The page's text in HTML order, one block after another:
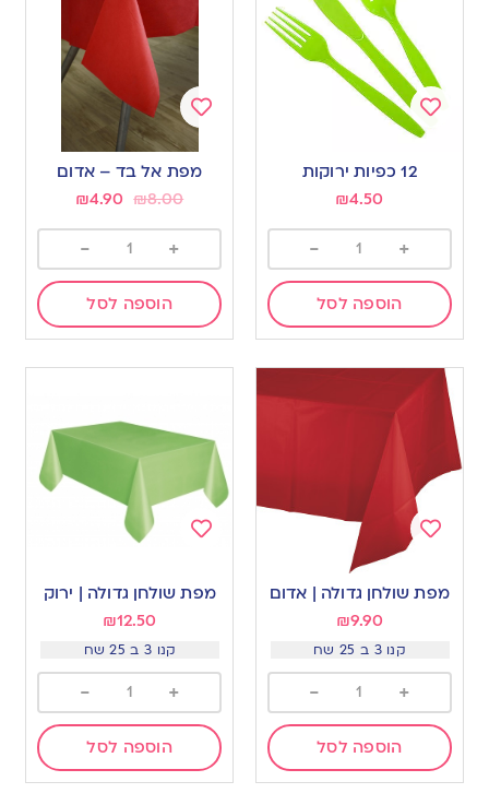
Add
wishlist
12 כפיות ירוקות
₪4.50
+
-
הוספה לסל
Add
wishlist
מפת אל בד – אדום
₪8.00
₪4.90
+
-
הוספה לסל
to
מפת שולחן גדולה | אדום
₪9.90
קנו 3 ב 25 שח
+
-
הוספה לסל
to
מפת שולחן גדולה | ירוק
₪12.50
קנו 3 ב 25 שח
+
-
הוספה לסל